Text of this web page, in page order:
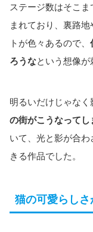
ステージ数はそこ
まれており、裏路
トが色々あるので、
ろうなという想像が
明るいだけじゃなく
の街がこうなってし
いて、光と影が合
きる作品でした。
猫の可愛らし